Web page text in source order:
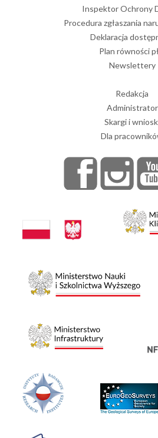
Inspektor Ochrony
Procedura zgłaszania
Deklaracja
Plan równości
Newslettery
Redakcja
Administrator
Skargi i
Dla